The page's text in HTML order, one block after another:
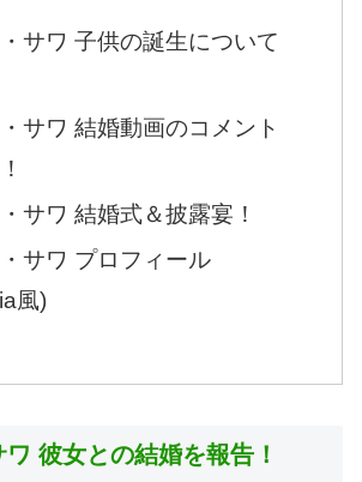
サワ 子供の誕生について
サワ 結婚動画のコメント
サワ 結婚式＆披露宴！
サワ プロフィール
風)
彼女との結婚を報告！